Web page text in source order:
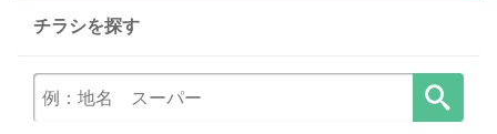
チラシを探す